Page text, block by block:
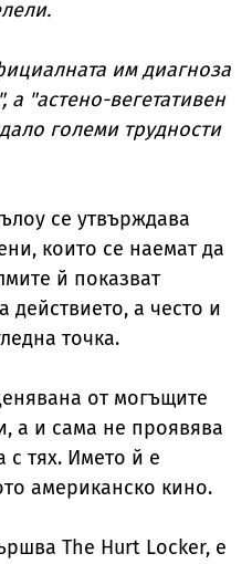
им диагноза
а "астено-вегетативен
големи трудности
се утвърждава
които се наемат да
й показват
действието, а често и
точка.
от могъщите
а и сама не проявява
с тях. Името й е
американско кино.
The Hurt Locker, е